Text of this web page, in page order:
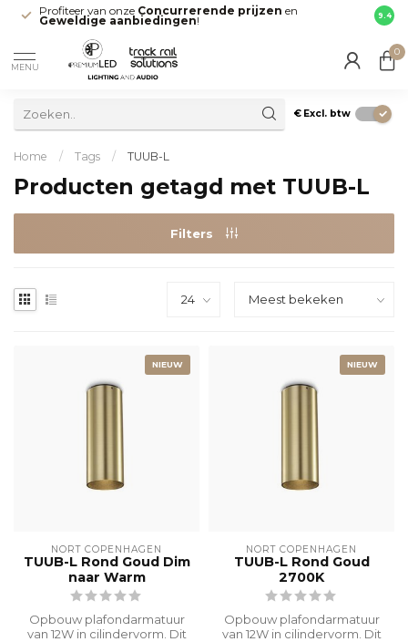
Profiteer van onze Concurrerende prijzen en
Geweldige aanbiedingen! direct
9.4
MENU
0
€ Excl. btw
Home / Tags / TUUB-L
Producten getagd met TUUB-L
Filters
NIEUW
NORT COPENHAGEN
TUUB-L Rond Goud Dim
naar Warm
Opbouw plafondarmatuur
van 12W in cilindervorm. Dit
NIEUW
NORT COPENHAGEN
TUUB-L Rond Goud
2700K
Opbouw plafondarmatuur
van 12W in cilindervorm. Dit